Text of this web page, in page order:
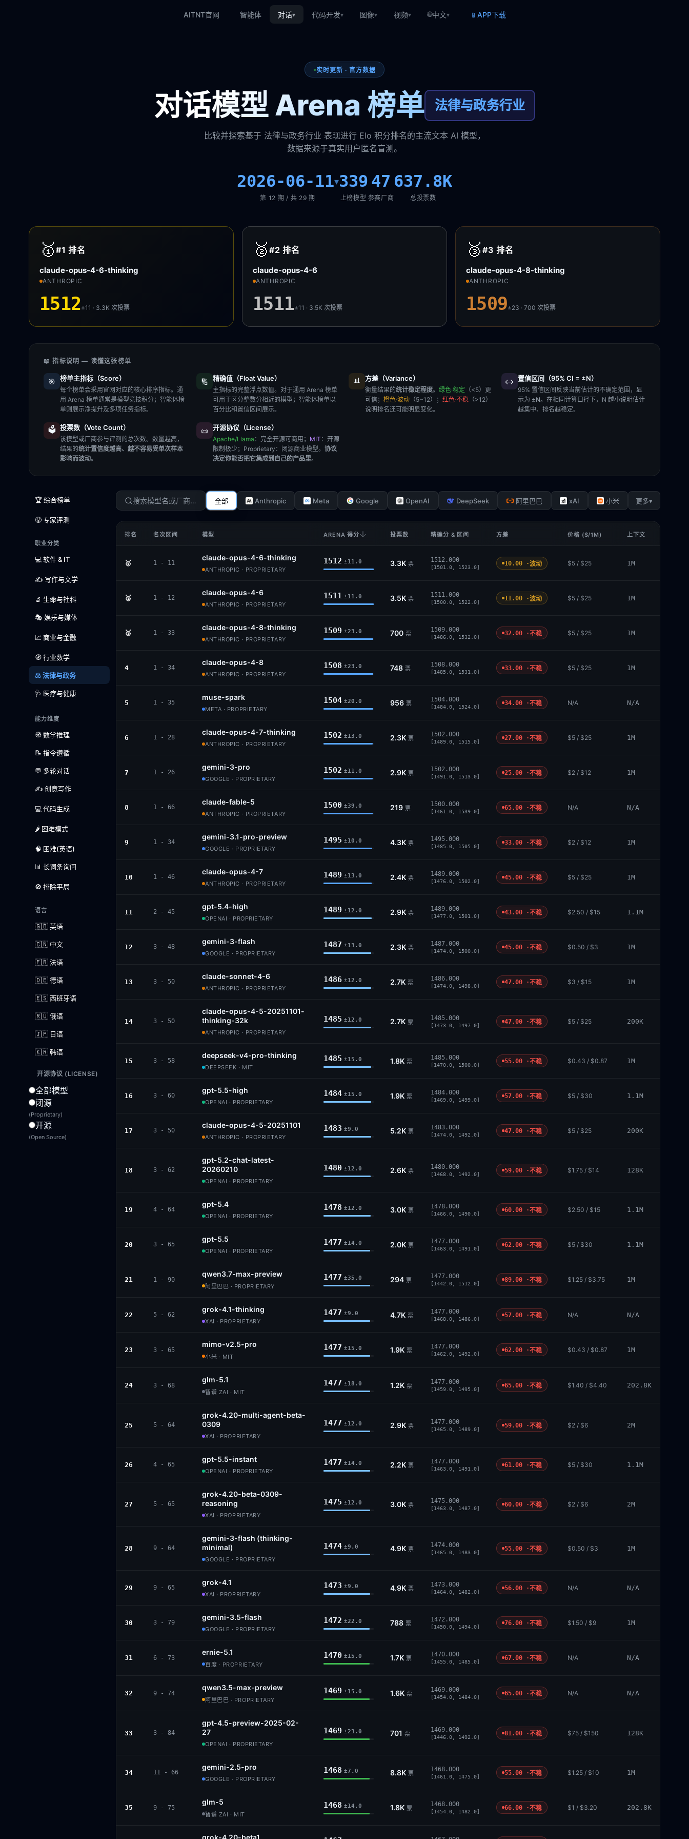
AITNT官网 智能体 对话▾ 代码开发▾ 图像▾ 视频▾ 🌐中文▾ 📱 APP下载
实时更新 · 官方数据
对话模型 Arena 榜单 法律与政务行业
比较并探索基于 法律与政务行业 表现进行 Elo 积分排名的主流文本 AI 模型，
数据来源于真实用户匿名盲测。
2026-06-11▾
第 12 期 / 共 29 期
339
上榜模型
47
参赛厂商
637.8K
总投票数
🥇 #1排名
claude-opus-4-6-thinking
ANTHROPIC
1512±11 · 3.3K次投票
🥈 #2排名
claude-opus-4-6
ANTHROPIC
1511±11 · 3.5K次投票
🥉 #3排名
claude-opus-4-8-thinking
ANTHROPIC
1509±23 · 700次投票
📖 指标说明 — 读懂这张榜单
🎯 榜单主指标（Score）
每个榜单会采用官网对应的核心排序指标。通
用 Arena 榜单通常是模型竞技积分；智能体榜
单则展示净提升及多项任务指标。
🔢 精确值（Float Value）
主指标的完整浮点数值。对于通用 Arena 榜单
可用于区分整数分相近的模型；智能体榜单以
百分比和置信区间展示。
📊 方差（Variance）
衡量结果的统计稳定程度。 绿色·稳定 （<5）更
可信； 橙色·波动 （5~12）； 红色·不稳 （>12）
说明排名还可能明显变化。
↔️ 置信区间（95% CI = ±N）
95% 置信区间反映当前估计的不确定范围，显
示为 ±N。在相同计算口径下，N 越小说明估计
越集中、排名越稳定。
🗳️ 投票数（Vote Count）
该模型或厂商参与评测的总次数。数量越高，
结果的统计置信度越高、越不容易受单次样本
影响而波动。
📜 开源协议（License）
Apache/Llama ：完全开源可商用； MIT ：开源
限制极少； Proprietary ：闭源商业模型。 协议
决定你能否把它集成到自己的产品里。
🏆 综合榜单
😤 专家评测
职业分类
💻 软件 & IT
✍️ 写作与文学
🔬 生命与社科
🎭 娱乐与媒体
📈 商业与金融
🧭 行业数学
⚖️ 法律与政务
🩺 医疗与健康
能力维度
🧭 数学推理
📝 指令遵循
💬 多轮对话
✍️ 创意写作
💻 代码生成
🌶️ 困难模式
🧠 困难(英语)
📊 长词条询问
🚫 排除平局
语言
🇬🇧 英语
🇨🇳 中文
🇫🇷 法语
🇩🇪 德语
🇪🇸 西班牙语
🇷🇺 俄语
🇯🇵 日语
🇰🇷 韩语
开源协议 (LICENSE)
全部模型
闭源
(Proprietary)
开源
(Open Source)
全部 Anthropic Meta Google OpenAI DeepSeek 阿里巴巴 xAI 小米 更多▾
排名 名次区间 模型 ARENA 得分 投票数 精确分 & 区间 方差 价格 ($/1M) 上下文
🥇 1 - 11
claude-opus-4-6-thinking
ANTHROPIC · PROPRIETARY
1512 ±11.0 3.3K 票
1512.000
[1501.0, 1523.0]
10.00 ·波动 $5 / $25 1M
🥈 1 - 12
claude-opus-4-6
ANTHROPIC · PROPRIETARY
1511 ±11.0 3.5K 票
1511.000
[1500.0, 1522.0]
11.00 ·波动 $5 / $25 1M
🥉 1 - 33
claude-opus-4-8-thinking
ANTHROPIC · PROPRIETARY
1509 ±23.0 700 票
1509.000
[1486.0, 1532.0]
32.00 ·不稳 $5 / $25 1M
4 1 - 34
claude-opus-4-8
ANTHROPIC · PROPRIETARY
1508 ±23.0 748 票
1508.000
[1485.0, 1531.0]
33.00 ·不稳 $5 / $25 1M
5 1 - 35
muse-spark
META · PROPRIETARY
1504 ±20.0 956 票
1504.000
[1484.0, 1524.0]
34.00 ·不稳 N/A N/A
6 1 - 28
claude-opus-4-7-thinking
ANTHROPIC · PROPRIETARY
1502 ±13.0 2.3K 票
1502.000
[1489.0, 1515.0]
27.00 ·不稳 $5 / $25 1M
7 1 - 26
gemini-3-pro
GOOGLE · PROPRIETARY
1502 ±11.0 2.9K 票
1502.000
[1491.0, 1513.0]
25.00 ·不稳 $2 / $12 1M
8 1 - 66
claude-fable-5
ANTHROPIC · PROPRIETARY
1500 ±39.0 219 票
1500.000
[1461.0, 1539.0]
65.00 ·不稳 N/A N/A
9 1 - 34
gemini-3.1-pro-preview
GOOGLE · PROPRIETARY
1495 ±10.0 4.3K 票
1495.000
[1485.0, 1505.0]
33.00 ·不稳 $2 / $12 1M
10 1 - 46
claude-opus-4-7
ANTHROPIC · PROPRIETARY
1489 ±13.0 2.4K 票
1489.000
[1476.0, 1502.0]
45.00 ·不稳 $5 / $25 1M
11 2 - 45
gpt-5.4-high
OPENAI · PROPRIETARY
1489 ±12.0 2.9K 票
1489.000
[1477.0, 1501.0]
43.00 ·不稳 $2.50 / $15 1.1M
12 3 - 48
gemini-3-flash
GOOGLE · PROPRIETARY
1487 ±13.0 2.3K 票
1487.000
[1474.0, 1500.0]
45.00 ·不稳 $0.50 / $3 1M
13 3 - 50
claude-sonnet-4-6
ANTHROPIC · PROPRIETARY
1486 ±12.0 2.7K 票
1486.000
[1474.0, 1498.0]
47.00 ·不稳 $3 / $15 1M
14 3 - 50
claude-opus-4-5-20251101-
thinking-32k
ANTHROPIC · PROPRIETARY
1485 ±12.0 2.7K 票
1485.000
[1473.0, 1497.0]
47.00 ·不稳 $5 / $25 200K
15 3 - 58
deepseek-v4-pro-thinking
DEEPSEEK · MIT
1485 ±15.0 1.8K 票
1485.000
[1470.0, 1500.0]
55.00 ·不稳 $0.43 / $0.87 1M
16 3 - 60
gpt-5.5-high
OPENAI · PROPRIETARY
1484 ±15.0 1.9K 票
1484.000
[1469.0, 1499.0]
57.00 ·不稳 $5 / $30 1.1M
17 3 - 50
claude-opus-4-5-20251101
ANTHROPIC · PROPRIETARY
1483 ±9.0 5.2K 票
1483.000
[1474.0, 1492.0]
47.00 ·不稳 $5 / $25 200K
18 3 - 62
gpt-5.2-chat-latest-
20260210
OPENAI · PROPRIETARY
1480 ±12.0 2.6K 票
1480.000
[1468.0, 1492.0]
59.00 ·不稳 $1.75 / $14 128K
19 4 - 64
gpt-5.4
OPENAI · PROPRIETARY
1478 ±12.0 3.0K 票
1478.000
[1466.0, 1490.0]
60.00 ·不稳 $2.50 / $15 1.1M
20 3 - 65
gpt-5.5
OPENAI · PROPRIETARY
1477 ±14.0 2.0K 票
1477.000
[1463.0, 1491.0]
62.00 ·不稳 $5 / $30 1.1M
21 1 - 90
qwen3.7-max-preview
阿里巴巴 · PROPRIETARY
1477 ±35.0 294 票
1477.000
[1442.0, 1512.0]
89.00 ·不稳 $1.25 / $3.75 1M
22 5 - 62
grok-4.1-thinking
XAI · PROPRIETARY
1477 ±9.0 4.7K 票
1477.000
[1468.0, 1486.0]
57.00 ·不稳 N/A N/A
23 3 - 65
mimo-v2.5-pro
小米 · MIT
1477 ±15.0 1.9K 票
1477.000
[1462.0, 1492.0]
62.00 ·不稳 $0.43 / $0.87 1M
24 3 - 68
glm-5.1
智谱 ZAI · MIT
1477 ±18.0 1.2K 票
1477.000
[1459.0, 1495.0]
65.00 ·不稳 $1.40 / $4.40 202.8K
25 5 - 64
grok-4.20-multi-agent-beta-
0309
XAI · PROPRIETARY
1477 ±12.0 2.9K 票
1477.000
[1465.0, 1489.0]
59.00 ·不稳 $2 / $6 2M
26 4 - 65
gpt-5.5-instant
OPENAI · PROPRIETARY
1477 ±14.0 2.2K 票
1477.000
[1463.0, 1491.0]
61.00 ·不稳 $5 / $30 1.1M
27 5 - 65
grok-4.20-beta-0309-
reasoning
XAI · PROPRIETARY
1475 ±12.0 3.0K 票
1475.000
[1463.0, 1487.0]
60.00 ·不稳 $2 / $6 2M
28 9 - 64
gemini-3-flash (thinking-
minimal)
GOOGLE · PROPRIETARY
1474 ±9.0 4.9K 票
1474.000
[1465.0, 1483.0]
55.00 ·不稳 $0.50 / $3 1M
29 9 - 65
grok-4.1
XAI · PROPRIETARY
1473 ±9.0 4.9K 票
1473.000
[1464.0, 1482.0]
56.00 ·不稳 N/A N/A
30 3 - 79
gemini-3.5-flash
GOOGLE · PROPRIETARY
1472 ±22.0 788 票
1472.000
[1450.0, 1494.0]
76.00 ·不稳 $1.50 / $9 1M
31 6 - 73
ernie-5.1
百度 · PROPRIETARY
1470 ±15.0 1.7K 票
1470.000
[1455.0, 1485.0]
67.00 ·不稳 N/A N/A
32 9 - 74
qwen3.5-max-preview
阿里巴巴 · PROPRIETARY
1469 ±15.0 1.6K 票
1469.000
[1454.0, 1484.0]
65.00 ·不稳 N/A N/A
33 3 - 84
gpt-4.5-preview-2025-02-
27
OPENAI · PROPRIETARY
1469 ±23.0 701 票
1469.000
[1446.0, 1492.0]
81.00 ·不稳 $75 / $150 128K
34 11 - 66
gemini-2.5-pro
GOOGLE · PROPRIETARY
1468 ±7.0 8.8K 票
1468.000
[1461.0, 1475.0]
55.00 ·不稳 $1.25 / $10 1M
35 9 - 75
glm-5
智谱 ZAI · MIT
1468 ±14.0 1.8K 票
1468.000
[1454.0, 1482.0]
66.00 ·不稳 $1 / $3.20 202.8K
grok-4.20-beta1